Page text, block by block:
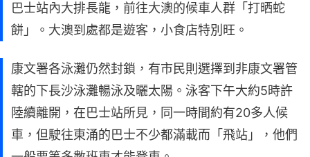
巴士站內大排長龍，前往大澳的候車人群「打晒蛇
餅」。大澳到處都是遊客，小食店特別旺。
康文署各泳灘仍然封鎖，有市民則選擇到非康文署管
轄的下長沙泳灘暢泳及曬太陽。泳客下午大約5時許
陸續離開，在巴士站所見，同一時間約有20多人候
車，但駛往東涌的巴士不少都滿載而「飛站」，他們